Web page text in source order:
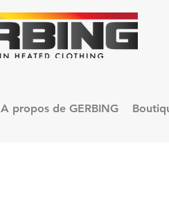
A propos de GERBING